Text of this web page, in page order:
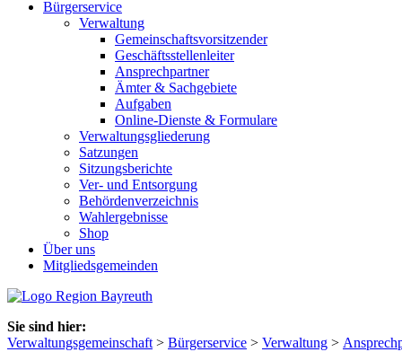
Bürgerservice
Verwaltung
Gemeinschaftsvorsitzender
Geschäftsstellenleiter
Ansprechpartner
Ämter & Sachgebiete
Aufgaben
Online-Dienste & Formulare
Verwaltungsgliederung
Satzungen
Sitzungsberichte
Ver- und Entsorgung
Behördenverzeichnis
Wahlergebnisse
Shop
Über uns
Mitgliedsgemeinden
Sie sind hier:
Verwaltungsgemeinschaft > Bürgerservice > Verwaltung >